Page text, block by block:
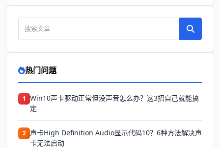
热门问题
1 Win10声卡驱动正常但没声音怎么办？这3招自己就能搞
定
2 声卡High Definition Audio显示代码10？6种方法解决声
卡无法启动